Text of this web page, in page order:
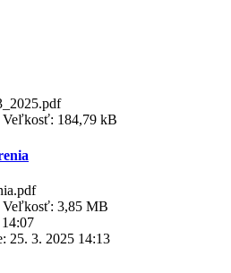
Veľkosť: 184,79 kB
Veľkosť: 3,85 MB
25. 3. 2025 14:13